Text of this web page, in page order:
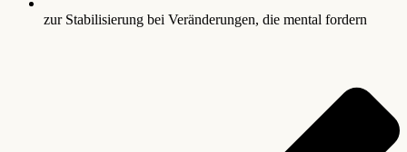
zur Stabilisierung bei Veränderungen, die mental fordern